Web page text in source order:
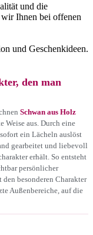
und die
Ihnen bei offenen
den man
Schwan aus Holz
Weise aus. Durch eine
ein Lächeln auslöst
gearbeitet und liebevoll
erhält. So entsteht
persönlicher
besonderen Charakter
Außenbereiche, auf die